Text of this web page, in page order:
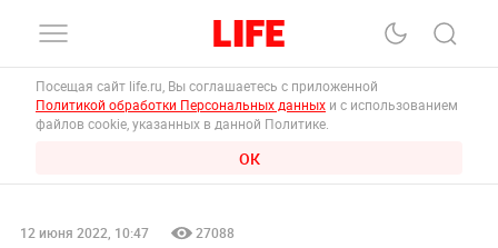
Посещая сайт life.ru, Вы соглашаетесь с приложенной
Политикой обработки Персональных данных и с использованием
файлов cookie, указанных в данной Политике.
ОК
12 июня 2022, 10:47 27088